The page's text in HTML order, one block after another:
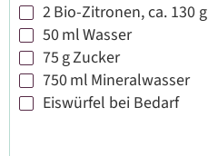
▢
2Bio-Zitronen, ca. 130 g
▢
50mlWasser
▢
75gZucker
▢
750ml Mineralwasser
▢
Eiswürfel bei Bedarf